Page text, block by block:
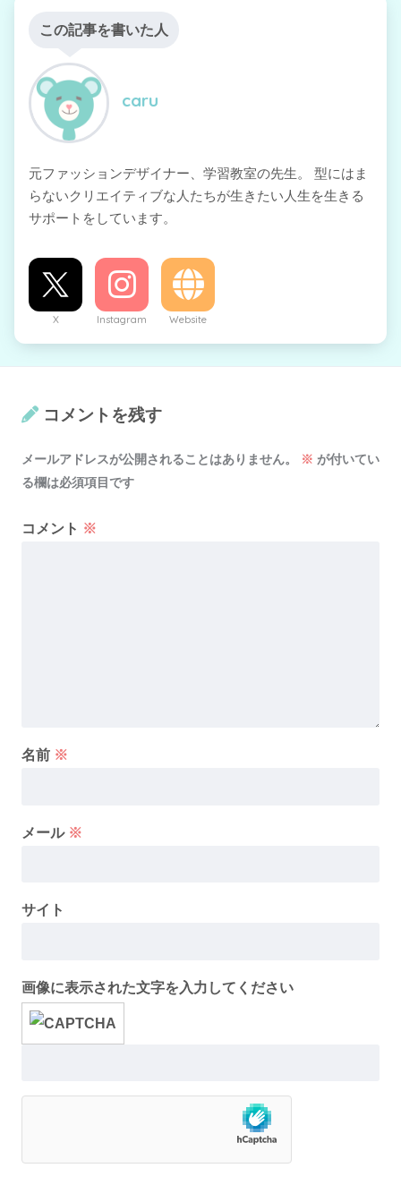
この記事を書いた人
caru
元ファッションデザイナー、学習教室の先生。 型にはま
らないクリエイティブな人たちが生きたい人生を生きる
サポートをしています。
X Instagram Website
コメントを残す
メールアドレスが公開されることはありません。 ※ が付いてい
る欄は必須項目です
コメント ※
名前 ※
メール ※
サイト
画像に表示された文字を入力してください